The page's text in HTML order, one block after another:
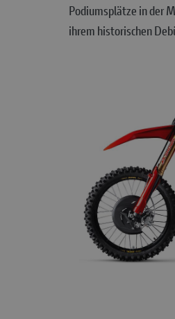
Podiumsplätze in der
ihrem historischen